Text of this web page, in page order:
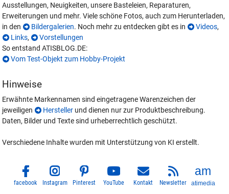
Ausstellungen, Neuigkeiten, unsere Basteleien, Reparaturen,
Erweiterungen und mehr. Viele schöne Fotos, auch zum Herunterladen,
in den
Bildergalerien. Noch mehr zu entdecken gibt es in Videos,
Links,
Vorstellungen
So entstand ATISBLOG.DE:
Vom Test-Objekt zum Hobby-Projekt
Hinweise
Erwähnte Markennamen sind eingetragene Warenzeichen der
jeweiligen
Hersteller und dienen nur zur Produktbeschreibung.
Daten, Bilder und Texte sind urheberrechtlich geschützt.
Verschiedene Inhalte wurden mit Unterstützung von KI erstellt.
facebook Instagram Pinterest YouTube Kontakt Newsletter atimedia